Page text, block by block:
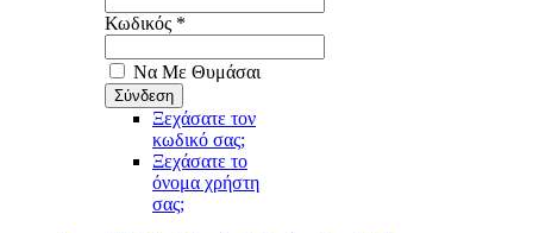
Κωδικός *
Να Με Θυμάσαι
Ξεχάσατε τον
κωδικό σας;
Ξεχάσατε το
όνομα χρήστη
σας;